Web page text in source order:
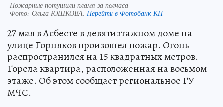
Пожарные потушили пламя за полчаса
Фото: Ольга ЮШКОВА. Перейти в Фотобанк КП
27 мая в Асбесте в девятиэтажном доме на
улице Горняков произошел пожар. Огонь
распространился на 15 квадратных метров.
Горела квартира, расположенная на восьмом
этаже. Об этом сообщает региональное ГУ
МЧС.